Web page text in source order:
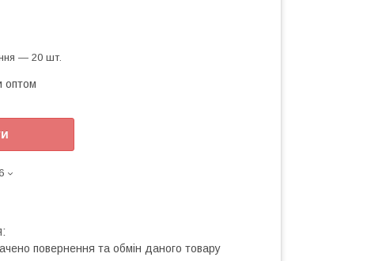
— 20 шт.
оптом
повернення та обмін даного товару